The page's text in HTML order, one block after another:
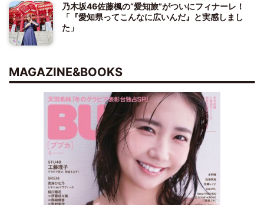
乃木坂46佐藤楓の“愛知旅”がついにフィナーレ！
「『愛知県ってこんなに広いんだ』と実感しまし
た」
MAGAZINE&BOOKS